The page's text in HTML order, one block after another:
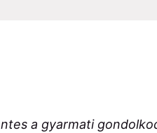
a gyarmati